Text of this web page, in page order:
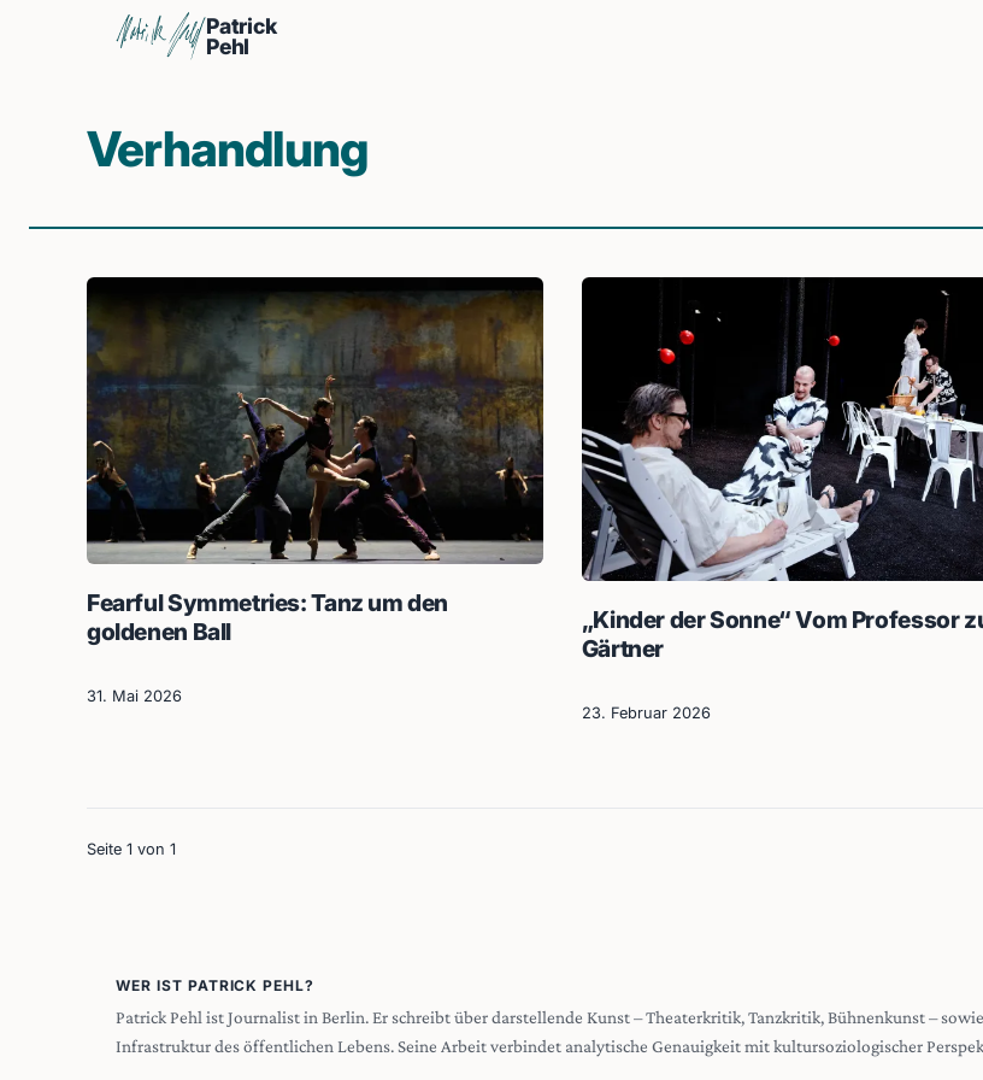
Patrick
Pehl
Verhandlung
Fearful Symmetries: Tanz um den
goldenen Ball
31. Mai 2026
„Kinder der Sonne“ Vom Professor
Gärtner
23. Februar 2026
Seite 1 von 1
WER IST PATRICK PEHL?
Patrick Pehl ist Journalist in Berlin. Er schreibt über darstellende Kunst – Theaterkritik, Tanzkritik, Bühnenkunst –
Infrastruktur des öffentlichen Lebens. Seine Arbeit verbindet analytische Genauigkeit mit kultursoziologischer